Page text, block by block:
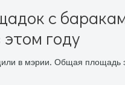
с
году
в мэрии. Общая плοщадь